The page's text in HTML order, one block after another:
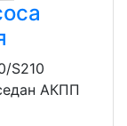
S210
АКПП